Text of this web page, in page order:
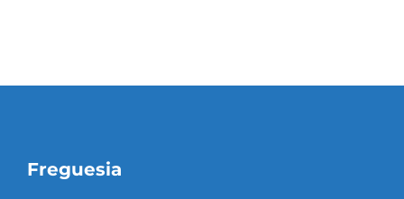
Freguesia